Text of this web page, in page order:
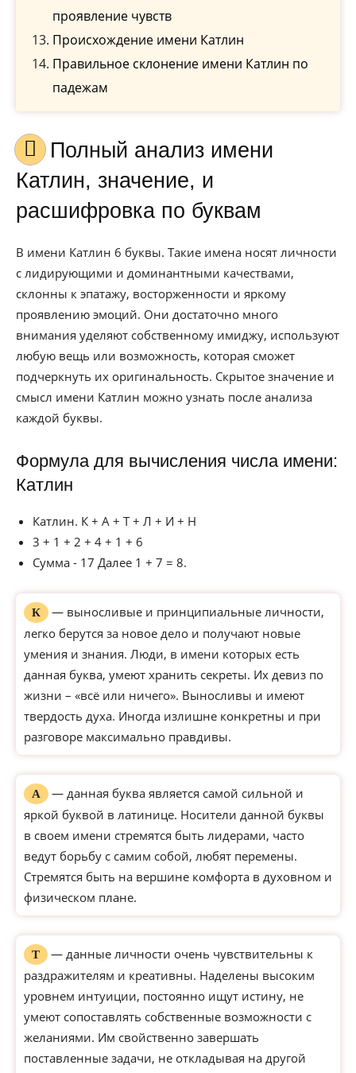
проявление чувств
Происхождение имени Катлин
Правильное склонение имени Катлин по
падежам
Полный анализ имени
Катлин, значение, и
расшифровка по буквам
В имени Катлин 6 буквы. Такие имена носят личности
с лидирующими и доминантными качествами,
склонны к эпатажу, восторженности и яркому
проявлению эмоций. Они достаточно много
внимания уделяют собственному имиджу, используют
любую вещь или возможность, которая сможет
подчеркнуть их оригинальность. Скрытое значение и
смысл имени Катлин можно узнать после анализа
каждой буквы.
Формула для вычисления числа имени:
Катлин
Катлин. К + А + Т + Л + И + Н
3 + 1 + 2 + 4 + 1 + 6
Сумма - 17 Далее 1 + 7 = 8.
К
— выносливые и принципиальные личности,
легко берутся за новое дело и получают новые
умения и знания. Люди, в имени которых есть
данная буква, умеют хранить секреты. Их девиз по
жизни – «всё или ничего». Выносливы и имеют
твердость духа. Иногда излишне конкретны и при
разговоре максимально правдивы.
А
— данная буква является самой сильной и
яркой буквой в латинице. Носители данной буквы
в своем имени стремятся быть лидерами, часто
ведут борьбу с самим собой, любят перемены.
Стремятся быть на вершине комфорта в духовном и
физическом плане.
Т
— данные личности очень чувствительны к
раздражителям и креативны. Наделены высоким
уровнем интуиции, постоянно ищут истину, не
умеют сопоставлять собственные возможности с
желаниями. Им свойственно завершать
поставленные задачи, не откладывая на другой